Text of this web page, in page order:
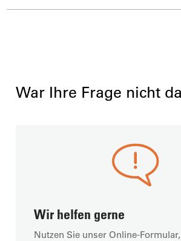
War Ihre Frage nicht
Wir helfen gerne
Nutzen Sie unser Online-